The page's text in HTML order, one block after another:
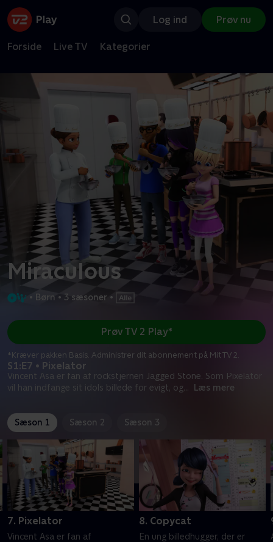
Log ind Prøv nu
Forside Live TV Kategorier
Miraculous
• Børn • 3 sæsoner •
S1:E7 • Pixelator
Vincent Asa er fan af rockstjernen Jagged Stone. Som Pixelator
vil han indfange sit idols billede for evigt, og... Læs mere
Prøv TV 2 Play*
*Kræver pakken Basis. Administrer dit abonnement på Mit TV 2.
Sæson 1 Sæson 2 Sæson 3
7. Pixelator
Vincent Asa er fan af
8. Copycat
En ung billedhugger, der er